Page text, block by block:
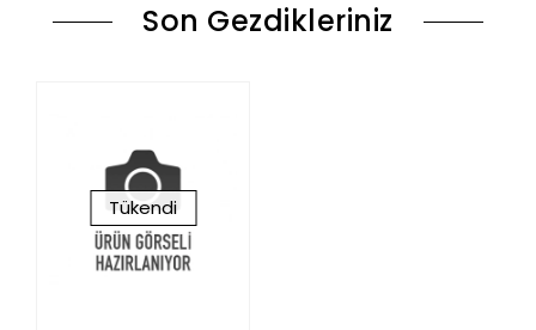
Son Gezdikleriniz
Tükendi